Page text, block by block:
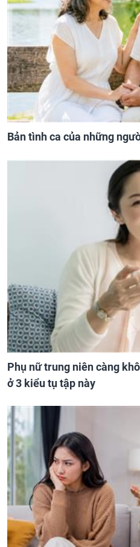
Bản tình ca của những
Phụ nữ trung niên càng
ở 3 kiểu tụ tập này